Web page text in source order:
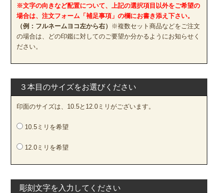
※文字の向きなど配置について、上記の選択項目以外をご希望の
場合は、注文フォーム「補足事項」の欄にお書き添え下さい。
（例：フルネームヨコ左から右）
※複数セット商品などをご注文
の場合は、どの印鑑に対してのご要望か分かるようにお知らせく
ださい。
３本目のサイズをお選びください
印面のサイズは、10.5と12.0ミリがございます。
10.5ミリを希望
12.0ミリを希望
彫刻文字を入力してください